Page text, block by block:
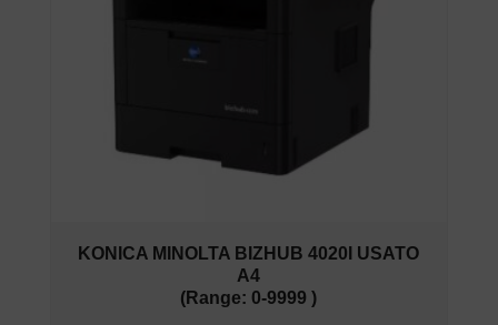
KONICA MINOLTA BIZHUB 4020I USATO
A4
(Range: 0-9999 )